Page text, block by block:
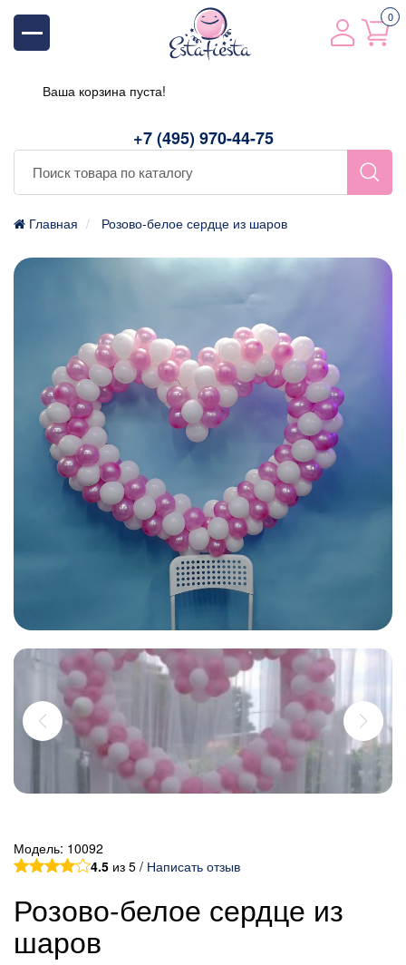
+7 (495) 970-44-75
0
Ваша корзина пуста!
Главная Розово-белое сердце из шаров
Модель: 10092
4.5 из 5 / Написать отзыв
Розово-белое сердце из
шаров